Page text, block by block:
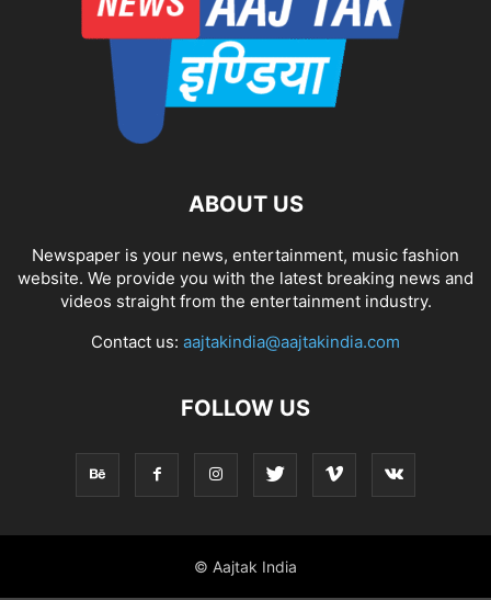
ABOUT US
Newspaper is your news, entertainment, music fashion
website. We provide you with the latest breaking news and
videos straight from the entertainment industry.
Contact us: aajtakindia@aajtakindia.com
FOLLOW US
© Aajtak India